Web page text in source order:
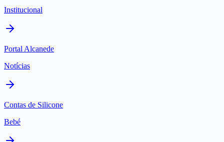
Institucional
Portal Alcanede
Notícias
Contas de Silicone
Bebé